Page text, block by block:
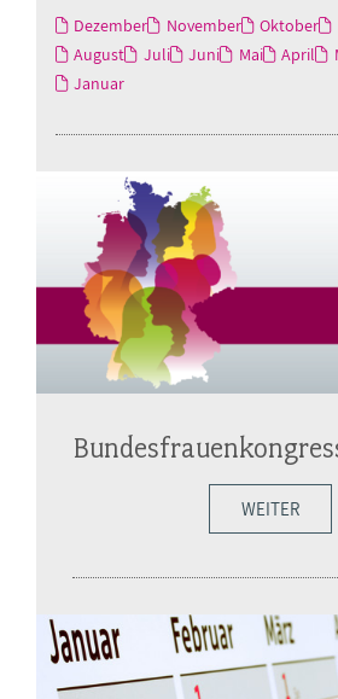
Dezember November Oktober
August
Juli Juni Mai April
Januar
WEITER